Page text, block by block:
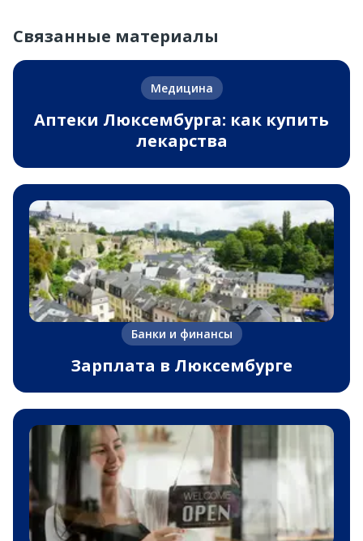
Связанные материалы
Медицина
Аптеки Люксембурга: как купить
лекарства
Банки и финансы
Зарплата в Люксембурге